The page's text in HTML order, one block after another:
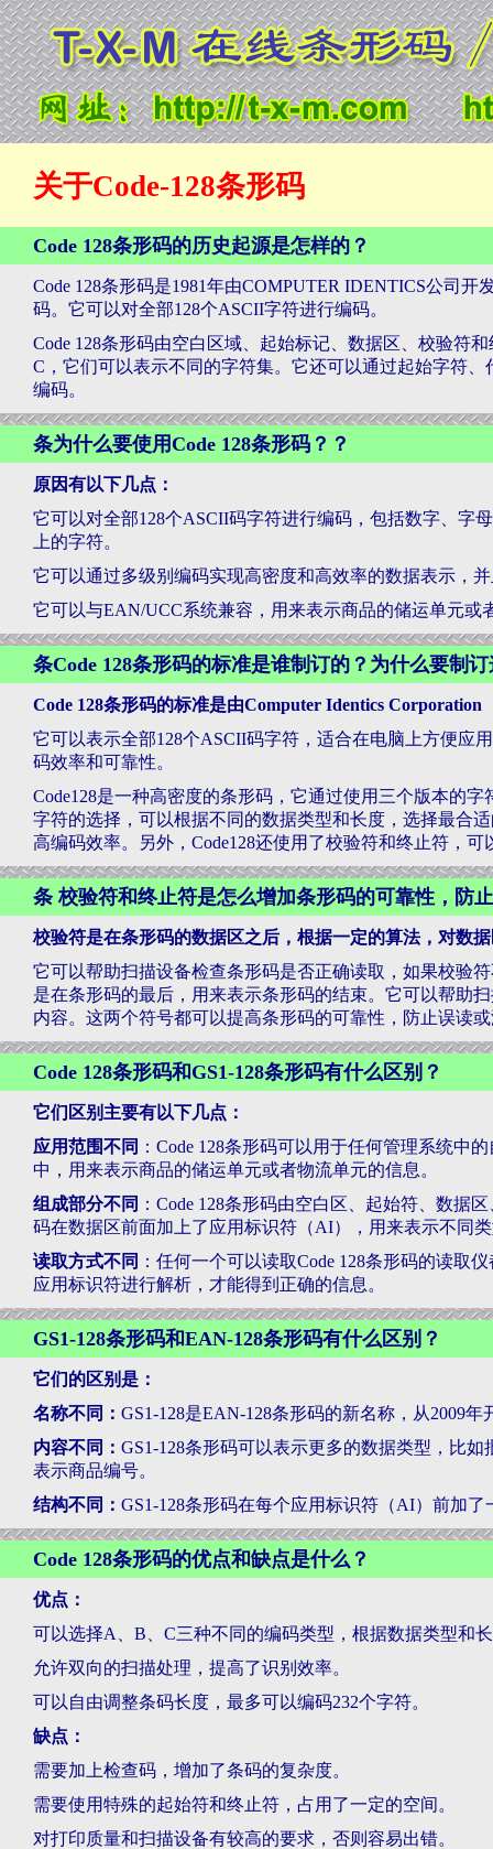
关于Code-128条形码
Code 128条形码的历史起源是怎样的？
Code 128条形码是1981年由COMPUTER IDENTICS公司
码。它可以对全部128个ASCII字符进行编码。
Code 128条形码由空白区域、起始标记、数据区、校验符
C，它们可以表示不同的字符集。它还可以通过起始字符
编码。
条为什么要使用Code 128条形码？？
原因有以下几点：
它可以对全部128个ASCII码字符进行编码，包括数字、字
上的字符。
它可以通过多级别编码实现高密度和高效率的数据表示，
它可以与EAN/UCC系统兼容，用来表示商品的储运单元或
条Code 128条形码的标准是谁制订的？为什么要制
Code 128条形码的标准是由Computer Identics Corporation
它可以表示全部128个ASCII码字符，适合在电脑上方便应
码效率和可靠性。
Code128是一种高密度的条形码，它通过使用三个版本的
字符的选择，可以根据不同的数据类型和长度，选择最合
高编码效率。另外，Code128还使用了校验符和终止符，
条 校验符和终止符是怎么增加条形码的可靠性，防
校验符是在条形码的数据区之后，根据一定的算法，对数
它可以帮助扫描设备检查条形码是否正确读取，如果校验
是在条形码的最后，用来表示条形码的结束。它可以帮助
内容。这两个符号都可以提高条形码的可靠性，防止误读
Code 128条形码和GS1-128条形码有什么区别？
它们区别主要有以下几点：
应用范围不同 ：Code 128条形码可以用于任何管理系统中
中，用来表示商品的储运单元或者物流单元的信息。
组成部分不同 ：Code 128条形码由空白区、起始符、数据
码在数据区前面加上了应用标识符（AI），用来表示不同
读取方式不同 ：任何一个可以读取Code 128条形码的读取
应用标识符进行解析，才能得到正确的信息。
GS1-128条形码和EAN-128条形码有什么区别？
它们的区别是：
名称不同： GS1-128是EAN-128条形码的新名称，从2009
内容不同： GS1-128条形码可以表示更多的数据类型，比
表示商品编号。
结构不同： GS1-128条形码在每个应用标识符（AI）前加
Code 128条形码的优点和缺点是什么？
优点：
可以选择A、B、C三种不同的编码类型，根据数据类型和
允许双向的扫描处理，提高了识别效率。
可以自由调整条码长度，最多可以编码232个字符。
缺点：
需要加上检查码，增加了条码的复杂度。
需要使用特殊的起始符和终止符，占用了一定的空间。
对打印质量和扫描设备有较高的要求，否则容易出错。